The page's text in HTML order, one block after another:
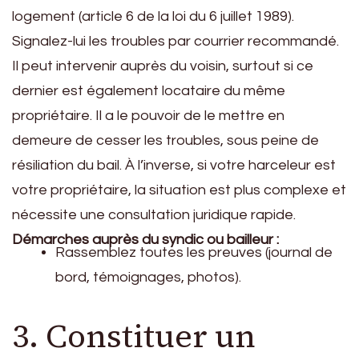
logement (article 6 de la loi du 6 juillet 1989).
Signalez-lui les troubles par courrier recommandé.
Il peut intervenir auprès du voisin, surtout si ce
dernier est également locataire du même
propriétaire. Il a le pouvoir de le mettre en
demeure de cesser les troubles, sous peine de
résiliation du bail. À l’inverse, si votre harceleur est
votre propriétaire, la situation est plus complexe et
nécessite une consultation juridique rapide.
Démarches auprès du syndic ou bailleur :
Rassemblez toutes les preuves (journal de
bord, témoignages, photos).
3. Constituer un